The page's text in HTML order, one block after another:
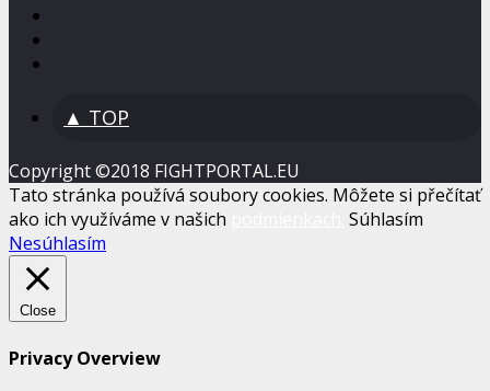
▲ TOP
Copyright ©2018 FIGHTPORTAL.EU
Tato stránka používá soubory cookies. Môžete si přečítať
ako ich využíváme v našich
Súhlasím
Nesúhlasím
Close
Privacy Overview